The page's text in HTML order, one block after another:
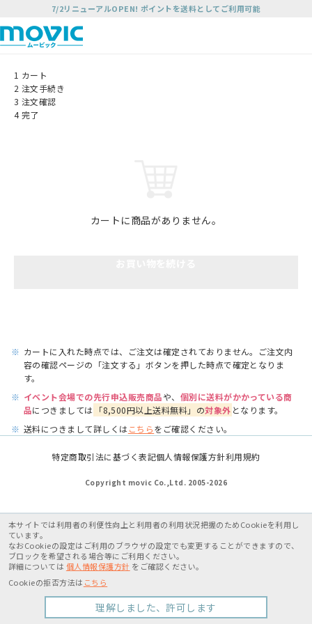
7/2リニューアルOPEN! ポイントを送料としてご利用可能
1 カート
2 注文手続き
3 注文確認
4 完了
カートに商品がありません。
※ カートに入れた時点では、ご注文は確定されておりません。ご注文内
容の確認ページの「注文する」ボタンを押した時点で確定となりま
す。
※ イベント会場での先行申込販売商品や、 個別に送料がかかっている商
品につきましては 「8,500円以上送料無料」の対象外 となります。
※ 送料につきまして詳しくはこちらをご確認ください。
特定商取引法に基づく表記個人情報保護方針利用規約
Copyright movic Co.,Ltd. 2005-2026
本サイトでは利用者の利便性向上と利用者の利用状況把握のためCookieを利用し
ています。
なおCookieの設定はご利用のブラウザの設定でも変更することができますので、
ブロックを希望される場合等にご利用ください。
詳細については 個人情報保護方針 をご確認ください。
Cookieの拒否方法は こちら
理解しました、許可します